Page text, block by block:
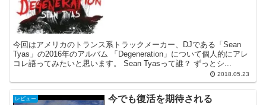
今回はアメリカのトランス系トラックメーカー、DJである「Sean
Tyas」の2016年のアルバム 「Degeneration」について個人的にアレ
コレ語ってみたいと思います。 Sean Tyasって誰？ ずっとシ...
2018.05.23
レビュー
今でも復活を期待される